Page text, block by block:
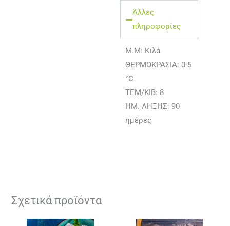
Άλλες
πληροφορίες
M.M: Κιλά
ΘΕΡΜΟΚΡΑΣΙΑ: 0-5
°C
ΤΕΜ/ΚΙΒ: 8
ΗΜ. ΛΗΞΗΣ: 90
ημέρες
Σχετικά προϊόντα